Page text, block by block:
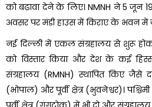
को बढ़ावा देने के लिए। NMNH ने 5 जून
अवसर पर मंडी हाउस में किराए के भवन में
नई दिल्ली में एकल संग्रहालय से शुरू
को विस्तार किया और देश के कई हिस्सों
संग्रहालय (RMNH) स्थापित किए जैसे
(भोपाल) और पूर्वी क्षेत्र (भुवनेश्वर)।